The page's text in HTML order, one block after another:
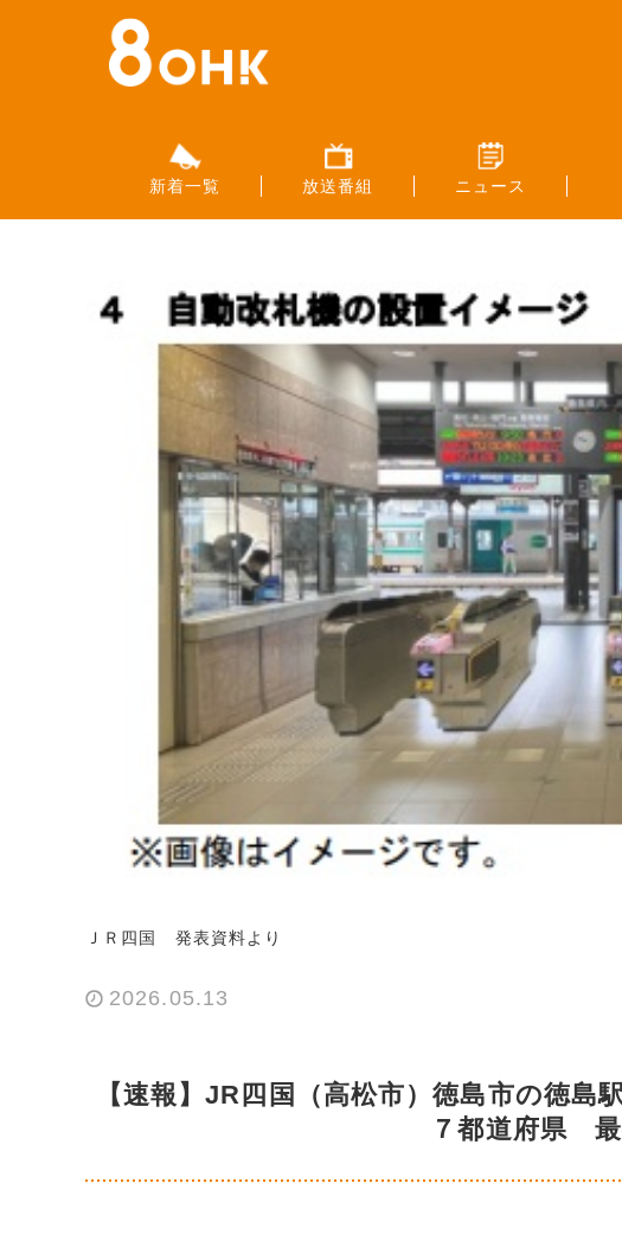
新着一覧 放送番組 ニュース
ＪＲ四国 発表資料より
2026.05.13
【速報】JR四国（高松市）徳島市の徳島
７都道府県